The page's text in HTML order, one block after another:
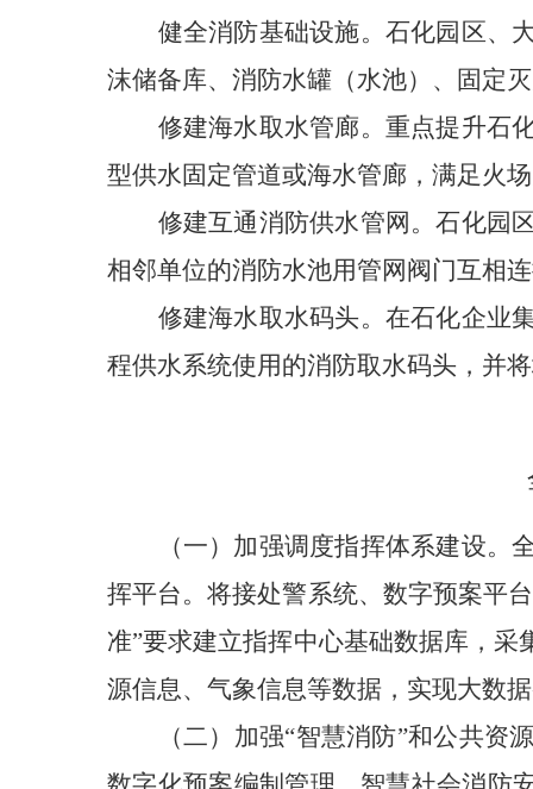
健全消防基础设施。 石化园区、
沫储备库、消防水罐（水池）、固定
修建海水取水管廊。重点提升石
型供水固定管道或海水管廊，满足火
修建互通消防供水管网。石化园
相邻单位的消防水池用管网阀门互相
修建海水取水码头。在石化企业
程供水系统使用的消防取水码头，并
（一）加强调度指挥体系建设。
挥平台。将接处警系统、数字预案平
准”要求建立指挥中心基础数据库，
源信息、气象信息等数据，实现大数
（二）加强“智慧消防”和公共资